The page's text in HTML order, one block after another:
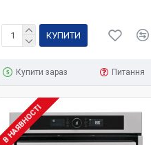
КУПИТИ
Купити зараз Питання
В НАЯВНОСТІ